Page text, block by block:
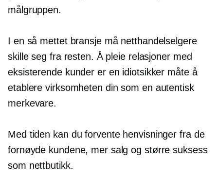
målgruppen.
I en så mettet bransje må netthandelselgere
skille seg fra resten. Å pleie relasjoner med
eksisterende kunder er en idiotsikker måte å
etablere virksomheten din som en autentisk
merkevare.
Med tiden kan du forvente henvisninger fra de
fornøyde kundene, mer salg og større suksess
som nettbutikk.